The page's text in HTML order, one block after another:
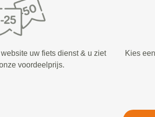
uw fiets dienst & u ziet
voordeelprijs.
Kies